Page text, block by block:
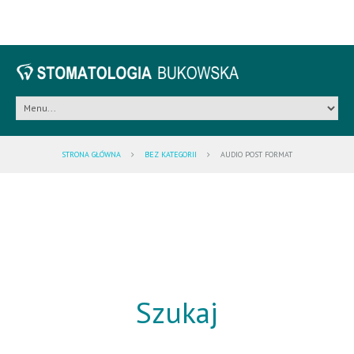
STRONA GŁÓWNA BEZ KATEGORII AUDIO POST FORMAT
Szukaj